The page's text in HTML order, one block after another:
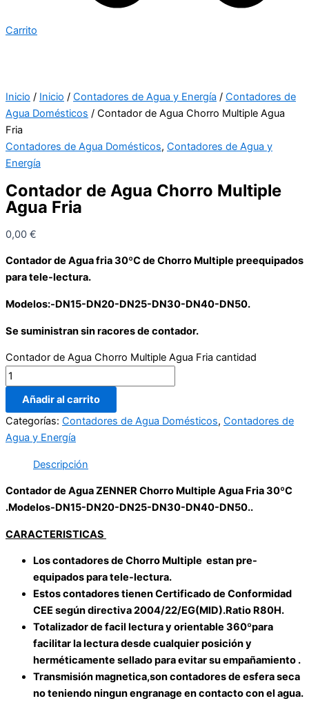
Carrito
Inicio / Inicio / Contadores de Agua y Energía / Contadores de
Agua Domésticos / Contador de Agua Chorro Multiple Agua
Fria
Contadores de Agua Domésticos, Contadores de Agua y
Energía
Contador de Agua Chorro Multiple
Agua Fria
0,00 €
Contador de Agua fria 30ºC de Chorro Multiple preequipados
para tele-lectura.
Modelos:-DN15-DN20-DN25-DN30-DN40-DN50.
Se suministran sin racores de contador.
Contador de Agua Chorro Multiple Agua Fria cantidad
Añadir al carrito
Categorías: Contadores de Agua Domésticos, Contadores de
Agua y Energía
Descripción
Contador de Agua ZENNER Chorro Multiple Agua Fria 30ºC
.Modelos-DN15-DN20-DN25-DN30-DN40-DN50..
CARACTERISTICAS
Los contadores de Chorro Multiple estan pre-
equipados para tele-lectura.
Estos contadores tienen Certificado de Conformidad
CEE según directiva 2004/22/EG(MID).Ratio R80H.
Totalizador de facil lectura y orientable 360ºpara
facilitar la lectura desde cualquier posición y
herméticamente sellado para evitar su empañamiento .
Transmisión magnetica,son contadores de esfera seca
no teniendo ningun engranage en contacto con el agua.